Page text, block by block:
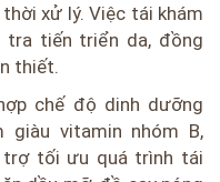
xử lý. Việc tái khám
tra tiến triển da, đồng
thiết.
chế độ dinh dưỡng
vitamin nhóm B,
trợ tối ưu quá trình tái